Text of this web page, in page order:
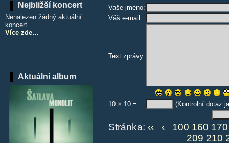
Nejbližší koncert
Nenalezen žádný aktuální
koncert
Více zde…
Aktuální album
Vaše jméno:
Váš e-mail:
Text zprávy:
10 × 10 = (Kontrolní dotaz
Stránka: ‹‹ ‹ 100 160 170
209 210